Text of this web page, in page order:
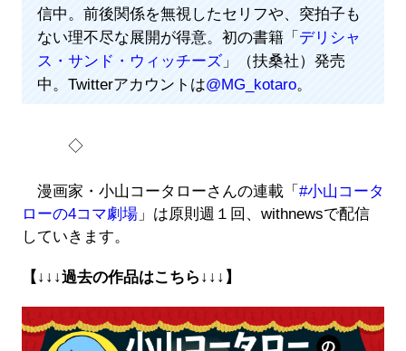
信中。前後関係を無視したセリフや、突拍子も
ない理不尽な展開が得意。初の書籍「 デリシャ
ス・サンド・ウィッチーズ」（扶桑社）発売
中。Twitterアカウントは@MG_kotaro。
◇
漫画家・小山コータローさんの連載「 #小山コータ
ローの4コマ劇場」は原則週１回、withnewsで配信
していきます。
【↓↓↓過去の作品はこちら↓↓↓】